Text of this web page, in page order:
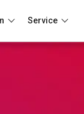
Service